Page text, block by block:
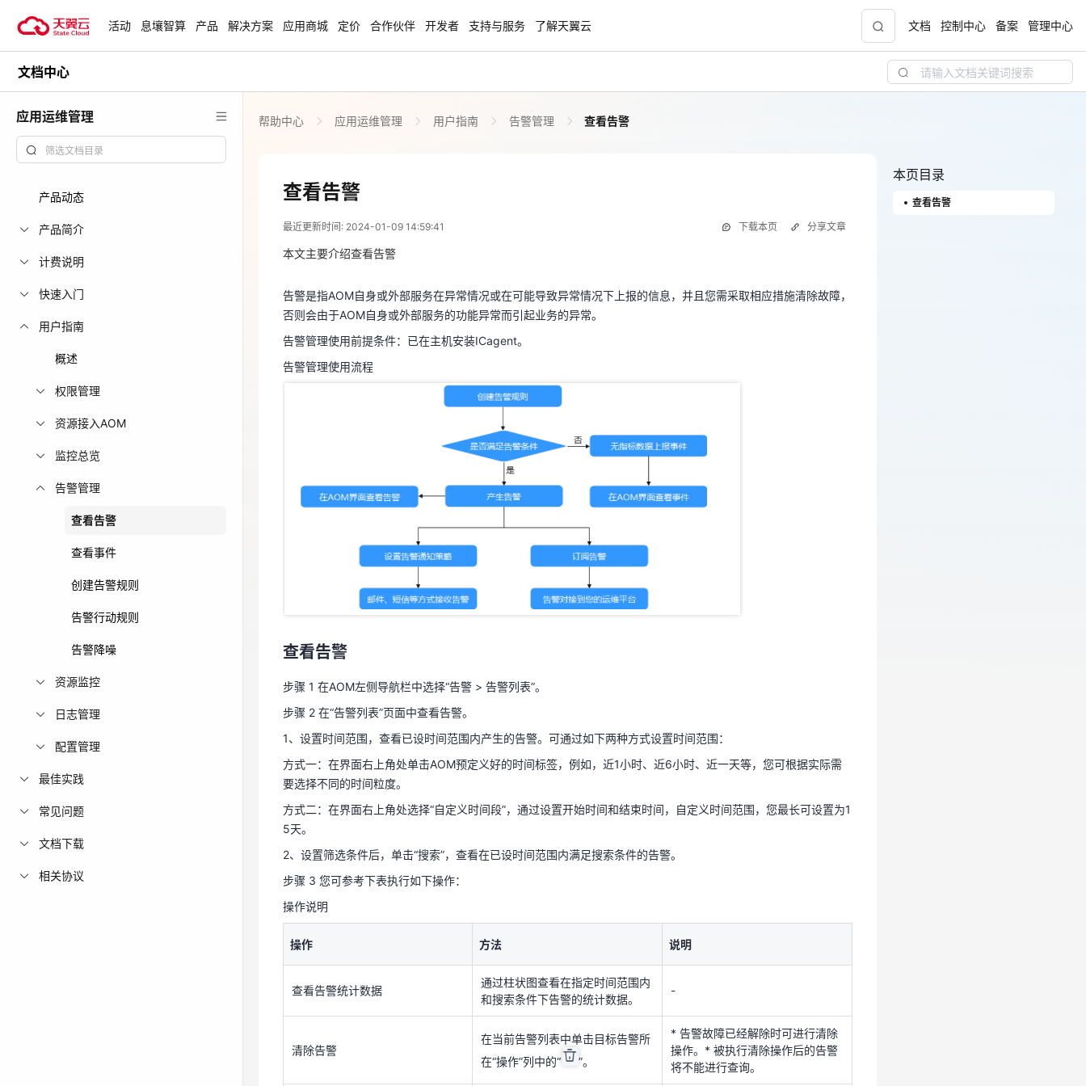
试用，产品折扣等，助您降本增
安全隔离版OpenClaw NEW 聚力AI赋能 天翼云大模型专项
企业出海解决方案
助力您的业务扬帆出海，通达全球！
“一云多芯、一云多态”,国产化软件全面适配，
国家云助力中小企业腾飞，高额上云补贴重磅
爆款云主机全场特惠，2核4G只要1.8折起！
加入成为云推官，推荐新用户注册下单得现金
多款云产品免费试用，快来开启云上之旅 您的洞察，重塑科技边界
活动 息壤智算 产品 解决方案 应用商城 定价 合作伙伴 开发者 支持与服务 了解天翼云 文档 控制中心 备案 管理中心
文档中心
应用运维管理
产品动态
产品简介
计费说明
快速入门
用户指南
概述
权限管理
资源接入AOM
监控总览
告警管理
查看告警
查看事件
创建告警规则
告警行动规则
告警降噪
资源监控
日志管理
配置管理
最佳实践
常见问题
文档下载
相关协议
帮助中心 应用运维管理 用户指南 告警管理 查看告警
查看告警
最近更新时间: 2024-01-09 14:59:41 下载本页
2024-01-09 06:59:41
告警是指AOM自身或外部服务在异常情况或在可能导致异常情况下上报的信息，并且您需采取相应措施清除故障，
否则会由于AOM自身或外部服务的功能异常而引起业务的异常。
告警管理使用流程
步骤 2 在“告警列表”页面中查看告警。
要选择不同的时间粒度。
方式二：在界面右上角处选择“自定义时间段”，通过设置开始时间和结束时间，自定义时间范围，您最长可设置为1
5天。
2、设置筛选条件后，单击“搜索”，查看在已设时间范围内满足搜索条件的告警。
步骤 3 您可参考下表执行如下操作：
操作
查看告警统计数据 -
在当前告警列表中单击目标告警所
在“操作”列中的“
”。
将不能进行查询。
鼠标单击目标告警名称，可查看告
警详情。
-
分享文章
本文主要介绍查看告警
告警是指AOM自身或外部服务在异常情况或在可能导致异常情况下上报的信息，并且您需采取相应措施清除故障，
否则会由于AOM自身或外部服务的功能异常而引起业务的异常。
告警管理使用前提条件：已在主机安装ICagent。
告警管理使用流程
查看告警
步骤 1 在AOM左侧导航栏中选择“告警 > 告警列表”。
步骤 2 在“告警列表”页面中查看告警。
1、设置时间范围，查看已设时间范围内产生的告警。可通过如下两种方式设置时间范围：
方式一：在界面右上角处单击AOM预定义好的时间标签，例如，近1小时、近6小时、近一天等，您可根据实际需
要选择不同的时间粒度。
方式二：在界面右上角处选择“自定义时间段”，通过设置开始时间和结束时间，自定义时间范围，您最长可设置为1
5天。
2、设置筛选条件后，单击“搜索”，查看在已设时间范围内满足搜索条件的告警。
步骤 3 您可参考下表执行如下操作：
操作说明
操作 方法 说明
查看告警统计数据
通过柱状图查看在指定时间范围内
和搜索条件下告警的统计数据。
-
清除告警
在当前告警列表中单击目标告警所
在“操作”列中的“
”。
* 告警故障已经解除时可进行清除
操作。* 被执行清除操作后的告警
将不能进行查询。
本页目录
查看告警